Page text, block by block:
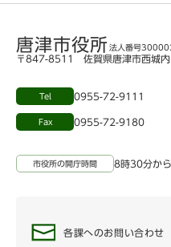
唐津市役所 法人番号
〒847-8511 佐賀県唐津市西城
Tel 0955-72-9111
Fax 0955-72-9180
市役所の開庁時間 8時30分か
各課へのお問い合わせ